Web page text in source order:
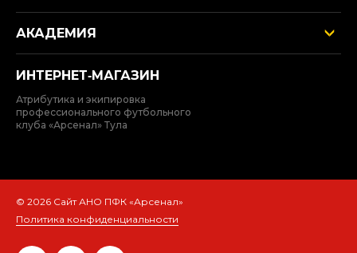
АКАДЕМИЯ
ИНТЕРНЕТ‑МАГАЗИН
Атрибутика и экипировка
профессионального футбольного
клуба «Арсенал» Тула
© 2026 Сайт АНО ПФК «Арсенал»
Политика конфиденциальности